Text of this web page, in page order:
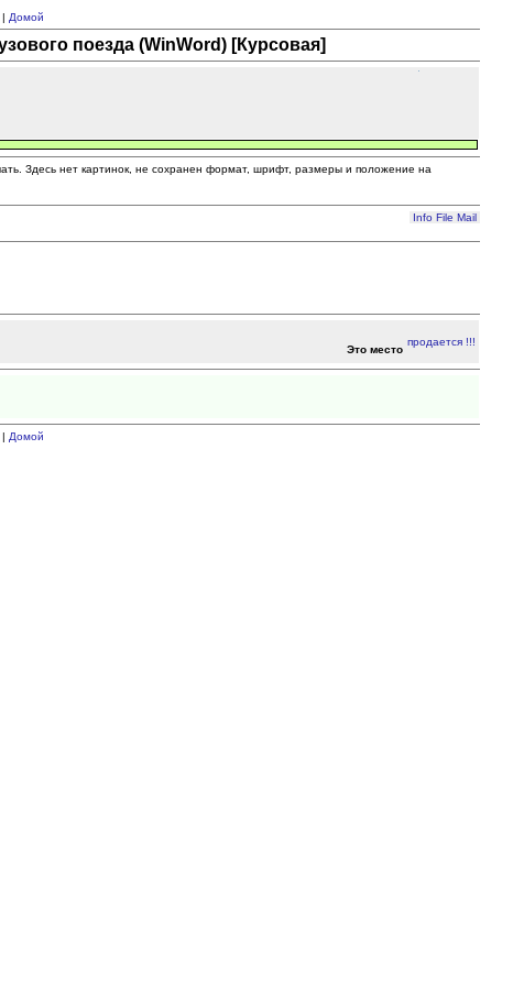
Домой
поезда (WinWord) [Курсовая]
Здесь нет картинок, не сохранен формат, шрифт, размеры и положение на
Info File Mail
Это место
Домой